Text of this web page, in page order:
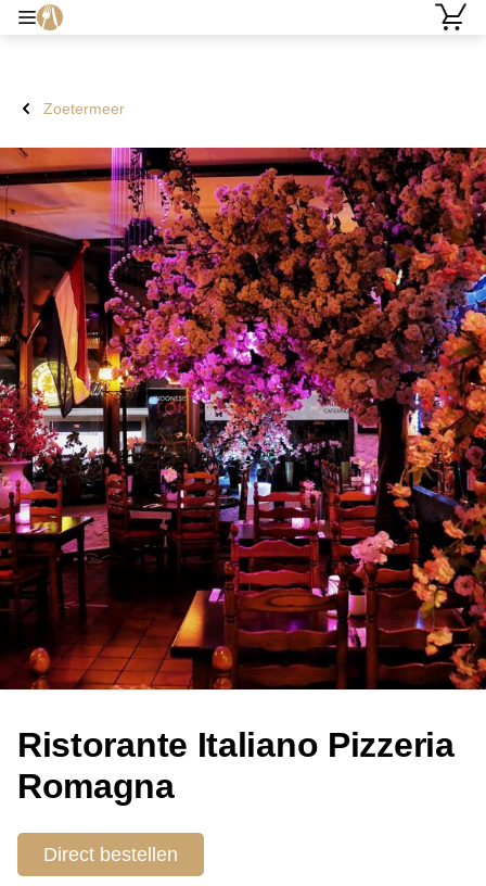
Zoetermeer
Ristorante Italiano Pizzeria
Romagna
Direct bestellen